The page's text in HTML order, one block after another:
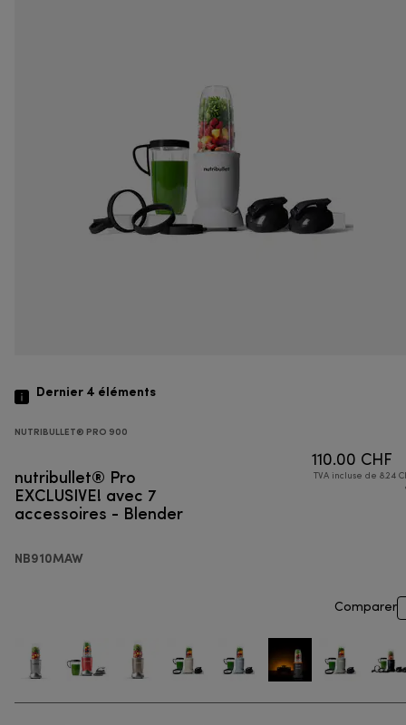
Dernier 4 éléments
NUTRIBULLET® PRO 900
nutribullet® Pro
EXCLUSIVE! avec 7
accessoires - Blender
NB910MAW
110.00 CHF
TVA incluse de 8.24
Comparer